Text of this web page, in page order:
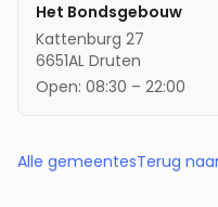
Het Bondsgebouw
Kattenburg 27
6651AL Druten
Open: 08:30 – 22:00
Alle gemeentesTerug